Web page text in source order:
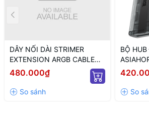
DÂY NỐI DÀI STRIMER
EXTENSION ARGB CABLE
12+4 TO 12P+4P WHITE
(MÀU TRẮNG/ 12VHPWR)
480.000₫
BỘ
CỔNG
ARGB/